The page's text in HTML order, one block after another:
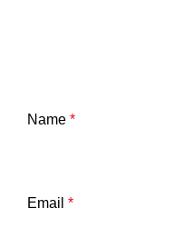
Name *
Email *